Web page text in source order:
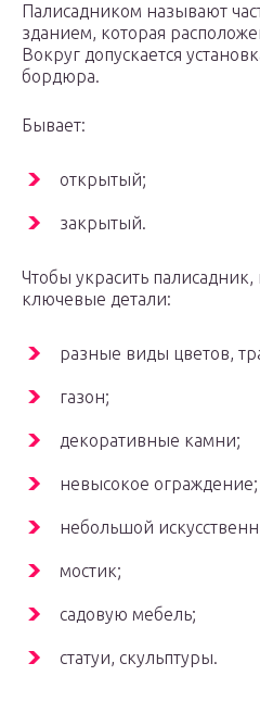
Палисадником называют
зданием, которая
Вокруг допускается
бордюра.
Бывает:
открытый;
закрытый.
Чтобы украсить палисадник,
ключевые детали:
разные виды цветов,
газон;
декоративные камни;
невысокое ограждение;
небольшой
мостик;
садовую мебель;
статуи, скульптуры.